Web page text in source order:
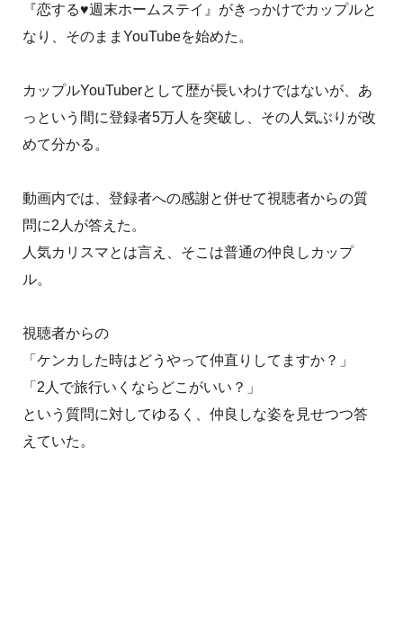
『恋する♥週末ホームステイ』がきっかけでカップルと
なり、そのままYouTubeを始めた。
カップルYouTuberとして歴が長いわけではないが、あ
っという間に登録者5万人を突破し、その人気ぶりが改
めて分かる。
動画内では、登録者への感謝と併せて視聴者からの質
問に2人が答えた。
人気カリスマとは言え、そこは普通の仲良しカップ
ル。
視聴者からの
「ケンカした時はどうやって仲直りしてますか？」
「2人で旅行いくならどこがいい？」
という質問に対してゆるく、仲良しな姿を見せつつ答
えていた。